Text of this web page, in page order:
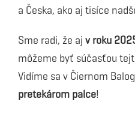
a Česka, ako aj tisíce
Sme radi, že aj v roku
môžeme byť súčasťou
Vidíme sa v Čiernom
pretekárom palce!